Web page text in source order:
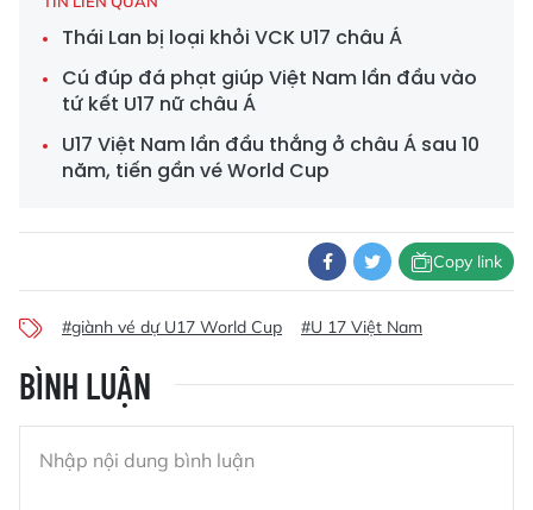
Thái Lan bị loại khỏi VCK U17 châu Á
Cú đúp đá phạt giúp Việt Nam lần đầu vào
tứ kết U17 nữ châu Á
U17 Việt Nam lần đầu thắng ở châu Á sau 10
năm, tiến gần vé World Cup
Copy link
#giành vé dự U17 World Cup #U 17 Việt Nam
BÌNH LUẬN